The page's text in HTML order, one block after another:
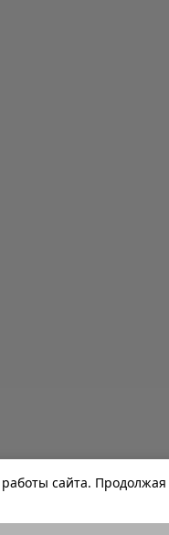
сайта.